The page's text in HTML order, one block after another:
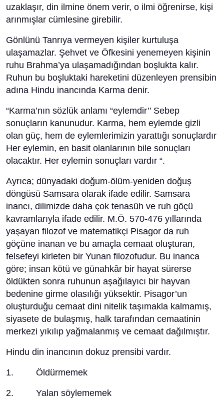
uzaklaşır, din ilmine önem verir, o ilmi öğrenirse, kişi
arınmışlar cümlesine girebilir.
Gönlünü Tanrıya vermeyen kişiler kurtuluşa
ulaşamazlar. Şehvet ve Öfkesini yenemeyen kişinin
ruhu Brahma’ya ulaşamadığından boşlukta kalır.
Ruhun bu boşluktaki hareketini düzenleyen prensibin
adına Hindu inancında Karma denir.
“Karma’nın sözlük anlamı “eylemdir’’ Sebep
sonuçların kanunudur. Karma, hem eylemde gizli
olan güç, hem de eylemlerimizin yarattığı sonuçlardır
Her eylemin, en basit olanlarının bile sonuçları
olacaktır. Her eylemin sonuçları vardır “.
Ayrıca; dünyadaki doğum-ölüm-yeniden doğuş
döngüsü Samsara olarak ifade edilir. Samsara
inancı, dilimizde daha çok tenasüh ve ruh göçü
kavramlarıyla ifade edilir. M.Ö. 570-476 yıllarında
yaşayan filozof ve matematikçi Pisagor da ruh
göçüne inanan ve bu amaçla cemaat oluşturan,
felsefeyi kirleten bir Yunan filozofudur. Bu inanca
göre; insan kötü ve günahkâr bir hayat sürerse
öldükten sonra ruhunun aşağılayıcı bir hayvan
bedenine girme olasılığı yüksektir. Pisagor’un
oluşturduğu cemaat dini nitelik taşımakla kalmamış,
siyasete de bulaşmış, halk tarafından cemaatinin
merkezi yıkılıp yağmalanmış ve cemaat dağılmıştır.
Hindu din inancının dokuz prensibi vardır.
1. Öldürmemek
2. Yalan söylememek